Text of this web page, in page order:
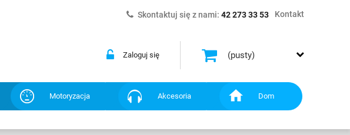
Kontakt
Skontaktuj się z nami: 42 273 33 53
(pusty)
Zaloguj się
Motoryzacja Akcesoria Dom